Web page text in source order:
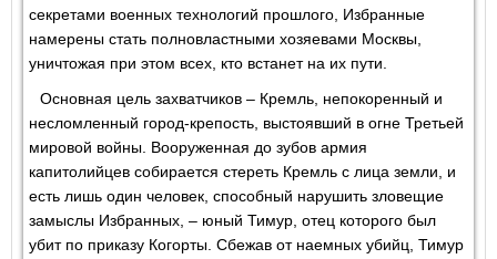
секретами военных технологий прошлого, Избранные
намерены стать полновластными хозяевами Москвы,
уничтожая при этом всех, кто встанет на их пути.
Основная цель захватчиков – Кремль, непокоренный и
несломленный город-крепость, выстоявший в огне Третьей
мировой войны. Вооруженная до зубов армия
капитолийцев собирается стереть Кремль с лица земли, и
есть лишь один человек, способный нарушить зловещие
замыслы Избранных, – юный Тимур, отец которого был
убит по приказу Когорты. Сбежав от наемных убийц, Тимур